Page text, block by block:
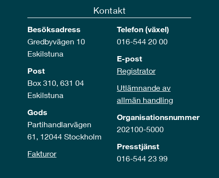
Kontakt
Besöksadress
Gredbyvägen 10
Eskilstuna
Post
Box 310, 631 04
Eskilstuna
Gods
Partihandlarvägen
61, 12044 Stockholm
Fakturor
Telefon (växel)
016-544 20 00
E-post
Registrator
Utlämnande av
allmän handling
Organisationsnummer
202100-5000
Presstjänst
016-544 23 99